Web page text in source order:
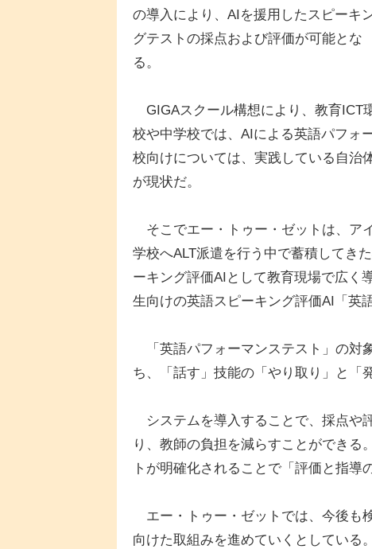
の導入により、AIを援用したスピーキ
グテストの採点および評価が可能とな
る。
GIGAスクール構想により、教育ICT
校や中学校では、AIによる英語パフォ
校向けについては、実践している自治
が現状だ。
そこでエー・トゥー・ゼットは、ア
学校へALT派遣を行う中で蓄積してき
ーキング評価AIとして教育現場で広く
生向けの英語スピーキング評価AI「英
「英語パフォーマンステスト」の対
ち、「話す」技能の「やり取り」と「
システムを導入することで、採点や
り、教師の負担を減らすことができる
トが明確化されることで「評価と指導
エー・トゥー・ゼットでは、今後も
向けた取組みを進めていくとしている。